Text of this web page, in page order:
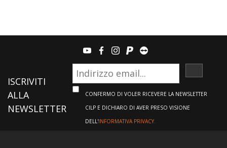
youtubefacebook
instagram
paypalteamviewer
ISCRIVITI
ALLA
NEWSLETTER
CONFERMO DI VOLER RICEVERE LA NEWSLETTER
CILP E DICHIARO DI AVER PRESO VISIONE
DELL'INFORMATIVA PRIVACY.